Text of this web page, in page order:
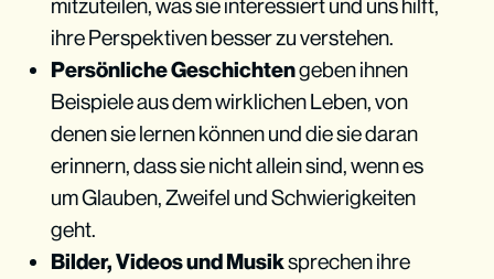
mitzuteilen, was sie interessiert und uns hilft,
ihre Perspektiven besser zu verstehen.
Persönliche Geschichtengeben ihnen
Beispiele aus dem wirklichen Leben, von
denen sie lernen können und die sie daran
erinnern, dass sie nicht allein sind, wenn es
um Glauben, Zweifel und Schwierigkeiten
geht.
Bilder, Videos und Musiksprechen ihre